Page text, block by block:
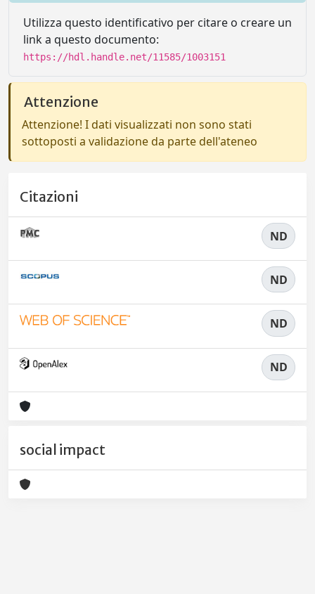
Utilizza questo identificativo per citare o creare un
link a questo documento:
https://hdl.handle.net/11585/1003151
Attenzione
Attenzione! I dati visualizzati non sono stati
sottoposti a validazione da parte dell'ateneo
Citazioni
ND
ND
ND
ND
social impact